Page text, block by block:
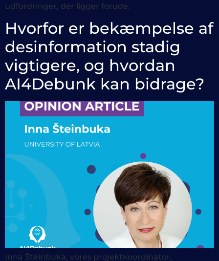
udfordringer, der ligger forude.
Hvorfor er bekæmpelse af
desinformation stadig
vigtigere, og hvordan
AI4Debunk kan bidrage?
Inna Šteinbuka, vores projektkoordinator,